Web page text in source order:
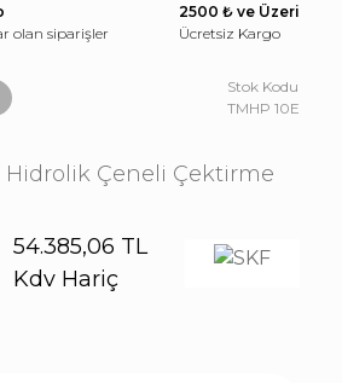
olan siparişler
2500 ₺ ve Üzeri
Ücretsiz Kargo
Stok Kodu
TMHP 10E
Hidrolik Çeneli Çektirme
54.385,06 TL
Kdv Hariç